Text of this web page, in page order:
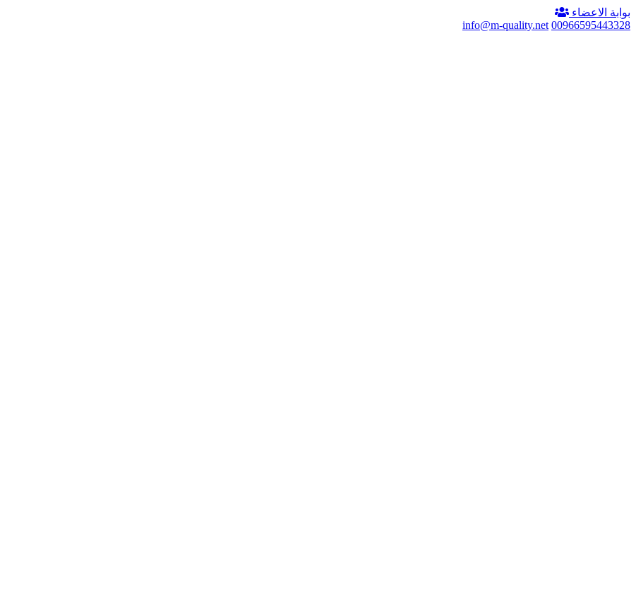
بوابة الاعضاء
00966595443328
info@m-quality.net